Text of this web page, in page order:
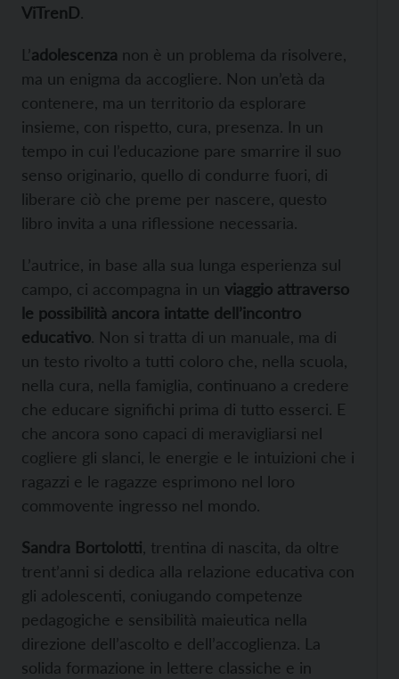
ViTrenD.
L’adolescenza non è un problema da risolvere,
ma un enigma da accogliere. Non un’età da
contenere, ma un territorio da esplorare
insieme, con rispetto, cura, presenza. In un
tempo in cui l’educazione pare smarrire il suo
senso originario, quello di condurre fuori, di
liberare ciò che preme per nascere, questo
libro invita a una riflessione necessaria.
L’autrice, in base alla sua lunga esperienza sul
campo, ci accompagna in un viaggio attraverso
le possibilità ancora intatte dell’incontro
educativo. Non si tratta di un manuale, ma di
un testo rivolto a tutti coloro che, nella scuola,
nella cura, nella famiglia, continuano a credere
che educare significhi prima di tutto esserci. E
che ancora sono capaci di meravigliarsi nel
cogliere gli slanci, le energie e le intuizioni che i
ragazzi e le ragazze esprimono nel loro
commovente ingresso nel mondo.
Sandra Bortolotti , trentina di nascita, da oltre
trent’anni si dedica alla relazione educativa con
gli adolescenti, coniugando competenze
pedagogiche e sensibilità maieutica nella
direzione dell’ascolto e dell’accoglienza. La
solida formazione in lettere classiche e in